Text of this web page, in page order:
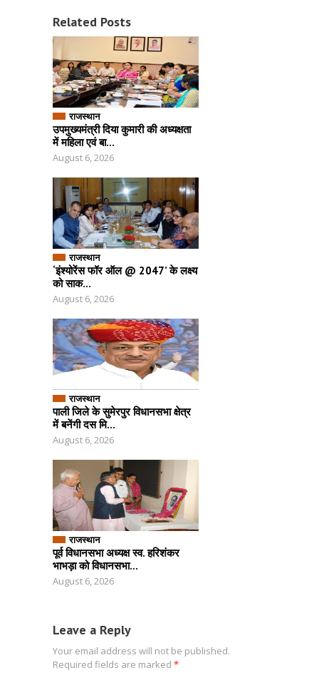
Related Posts
राजस्थान
उपमुख्यमंत्री दिया कुमारी की अध्यक्षता
में महिला एवं बा...
August 6, 2026
राजस्थान
‘इंश्योरेंस फॉर ऑल @ 2047’ के लक्ष्य
को साक...
August 6, 2026
राजस्थान
पाली जिले के सुमेरपुर विधानसभा क्षेत्र
में बनेंगी दस मि...
August 6, 2026
राजस्थान
पूर्व विधानसभा अध्यक्ष स्व. हरिशंकर
भाभड़ा को विधानसभा...
August 6, 2026
Leave a Reply
Your email address will not be published.
Required fields are marked *